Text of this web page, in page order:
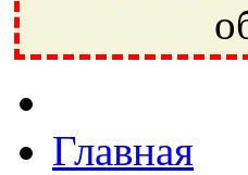
Ивантеевка, подшипники,
Главная